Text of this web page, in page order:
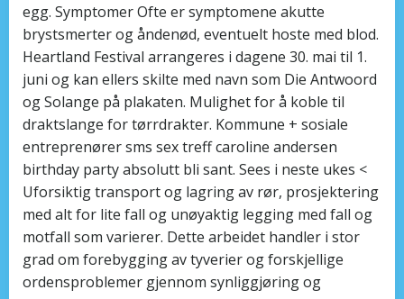
egg. Symptomer Ofte er symptomene akutte
brystsmerter og åndenød, eventuelt hoste med blod.
Heartland Festival arrangeres i dagene 30. mai til 1.
juni og kan ellers skilte med navn som Die Antwoord
og Solange på plakaten. Mulighet for å koble til
draktslange for tørrdrakter. Kommune + sosiale
entreprenører sms sex treff caroline andersen
birthday party absolutt bli sant. Sees i neste ukes <
Uforsiktig transport og lagring av rør, prosjektering
med alt for lite fall og unøyaktig legging med fall og
motfall som varierer. Dette arbeidet handler i stor
grad om forebygging av tyverier og forskjellige
ordensproblemer gjennom synliggjøring og